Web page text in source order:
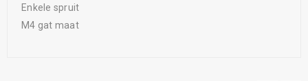
Enkele spruit
M4 gat maat